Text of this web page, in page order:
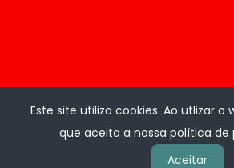
Este site utiliza cookies. Ao utlizar o
que aceita a nossa política de
Aceitar